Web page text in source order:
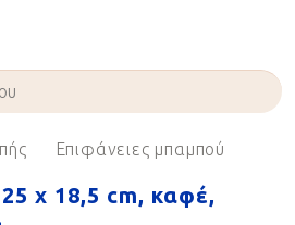
Επιφάνειες μπαμπού
x 18,5 cm, καφέ,